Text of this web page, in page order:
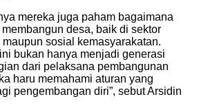
mereka juga paham bagaimana
desa, baik di sektor
sosial kemasyarakatan.
bukan hanya menjadi generasi
dari pelaksana pembangunan
haru memahami aturan yang
pengembangan diri”, sebut Arsidin